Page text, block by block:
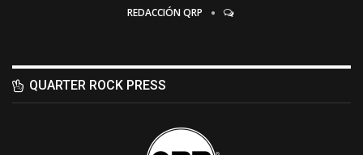
REDACCIÓN QRP
QUARTER ROCK PRESS